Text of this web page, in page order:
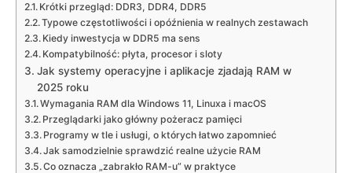
Krótki przegląd: DDR3, DDR4, DDR5
Typowe częstotliwości i opóźnienia w realnych zestawach
Kiedy inwestycja w DDR5 ma sens
Kompatybilność: płyta, procesor i sloty
Jak systemy operacyjne i aplikacje zjadają RAM w
2025 roku
Wymagania RAM dla Windows 11, Linuxa i macOS
Przeglądarki jako główny pożeracz pamięci
Programy w tle i usługi, o których łatwo zapomnieć
Jak samodzielnie sprawdzić realne użycie RAM
Co oznacza „zabrakło RAM-u” w praktyce